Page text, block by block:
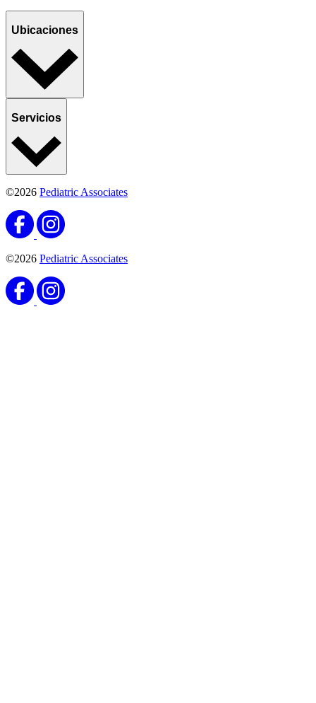
Ubicaciones
Servicios
©2026 Pediatric Associates
©2026 Pediatric Associates